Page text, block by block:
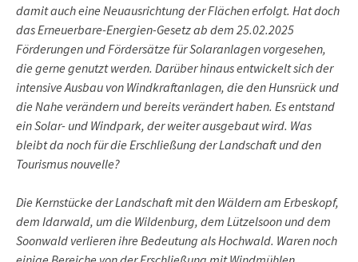
damit auch eine Neuausrichtung der Flächen erfolgt. Hat doch
das Erneuerbare-Energien-Gesetz ab dem 25.02.2025
Förderungen und Fördersätze für Solaranlagen vorgesehen,
die gerne genutzt werden. Darüber hinaus entwickelt sich der
intensive Ausbau von Windkraftanlagen, die den Hunsrück und
die Nahe verändern und bereits verändert haben. Es entstand
ein Solar- und Windpark, der weiter ausgebaut wird. Was
bleibt da noch für die Erschließung der Landschaft und den
Tourismus nouvelle?
Die Kernstücke der Landschaft mit den Wäldern am Erbeskopf,
dem Idarwald, um die Wildenburg, dem Lützelsoon und dem
Soonwald verlieren ihre Bedeutung als Hochwald. Waren noch